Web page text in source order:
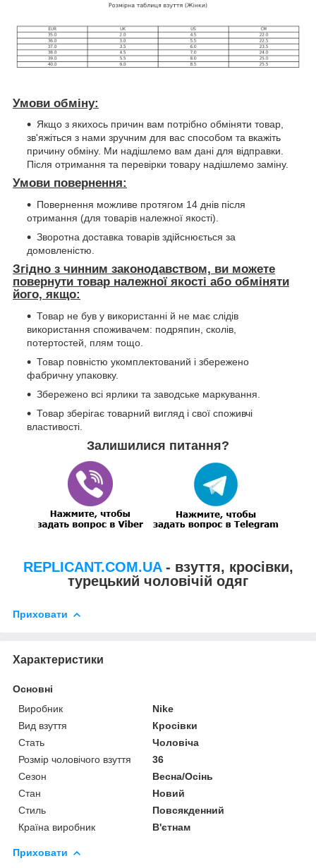
Умови обміну:
Якщо з якихось причин вам потрібно обміняти товар,
зв'яжіться з нами зручним для вас способом та вкажіть
причину обміну. Ми надішлемо вам дані для відправки.
Після отримання та перевірки товару надішлемо заміну.
Умови повернення:
Повернення можливе протягом 14 днів після
отримання (для товарів належної якості).
Зворотна доставка товарів здійснюється за
домовленістю.
Згідно з чинним законодавством, ви можете
повернути товар належної якості або обміняти
його, якщо:
Товар не був у використанні й не має слідів
використання споживачем: подряпин, сколів,
потертостей, плям тощо.
Товар повністю укомплектований і збережено
фабричну упаковку.
Збережено всі ярлики та заводське маркування.
Товар зберігає товарний вигляд і свої споживчі
властивості.
Залишилися питання?
REPLICANT.COM.UA - взуття, кросівки,
турецький чоловічій одяг
Приховати
Характеристики
Основні
Виробник
Nike
Вид взуття
Кросівки
Стать
Чоловіча
Розмір чоловічого взуття
36
Сезон
Весна/Осінь
Стан
Новий
Стиль
Повсякденний
Країна виробник
В'єтнам
Приховати